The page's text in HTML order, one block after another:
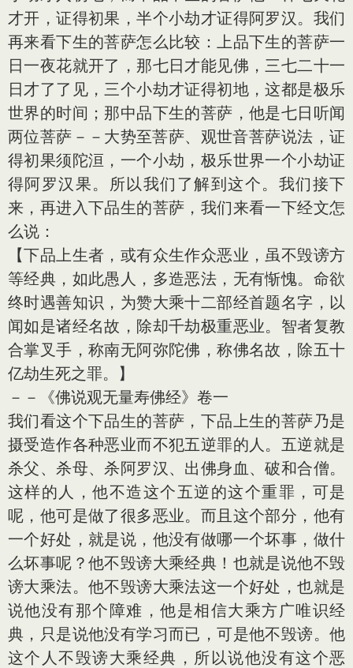
才开，证得初果，半个小劫才证得阿罗汉。我们
再来看下生的菩萨怎么比较：上品下生的菩萨一
日一夜花就开了，那七日才能见佛，三七二十一
日才了了见，三个小劫才证得初地，这都是极乐
世界的时间；那中品下生的菩萨，他是七日听闻
两位菩萨－－大势至菩萨、观世音菩萨说法，证
得初果须陀洹，一个小劫，极乐世界一个小劫证
得阿罗汉果。所以我们了解到这个。我们接下
来，再进入下品生的菩萨，我们来看一下经文怎
么说：
【下品上生者，或有众生作众恶业，虽不毁谤方
等经典，如此愚人，多造恶法，无有惭愧。命欲
终时遇善知识，为赞大乘十二部经首题名字，以
闻如是诸经名故，除却千劫极重恶业。智者复教
合掌叉手，称南无阿弥陀佛，称佛名故，除五十
亿劫生死之罪。】
－－《佛说观无量寿佛经》卷一
我们看这个下品生的菩萨，下品上生的菩萨乃是
摄受造作各种恶业而不犯五逆罪的人。五逆就是
杀父、杀母、杀阿罗汉、出佛身血、破和合僧。
这样的人，他不造这个五逆的这个重罪，可是
呢，他可是做了很多恶业。而且这个部分，他有
一个好处，就是说，他没有做哪一个坏事，做什
么坏事呢？他不毁谤大乘经典！也就是说他不毁
谤大乘法。他不毁谤大乘法这一个好处，也就是
说他没有那个障难，他是相信大乘方广唯识经
典，只是说他没有学习而已，可是他不毁谤。他
这个人不毁谤大乘经典，所以说他没有这个恶